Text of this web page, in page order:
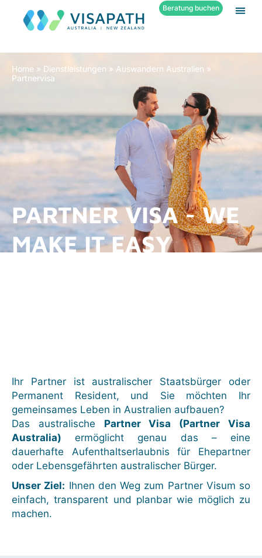
Beratung buchen
Home » Dienstleistungen » Auswandern Australien »
Partnervisa
PARTNER VISA - WE
MAKE IT EASY
Ihr Partner ist australischer Staatsbürger oder
Permanent Resident, und Sie möchten Ihr
gemeinsames Leben in Australien aufbauen?
Das australische Partner Visa (Partner Visa
Australia) ermöglicht genau das – eine
dauerhafte Aufenthaltserlaubnis für Ehepartner
oder Lebensgefährten australischer Bürger.
Unser Ziel: Ihnen den Weg zum Partner Visum so
einfach, transparent und planbar wie möglich zu
machen.